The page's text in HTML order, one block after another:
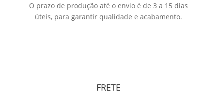
O prazo de produção até o envio é de 3 a 15 dias
úteis, para garantir qualidade e acabamento.
FRETE